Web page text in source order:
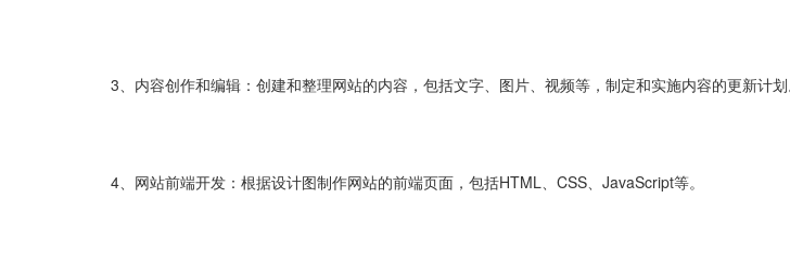
3、内容创作和编辑：创建和整理网站的内容，包括文字、图片、视频等，制定和实施内容的更新计划
4、网站前端开发：根据设计图制作网站的前端页面，包括HTML、CSS、JavaScript等。